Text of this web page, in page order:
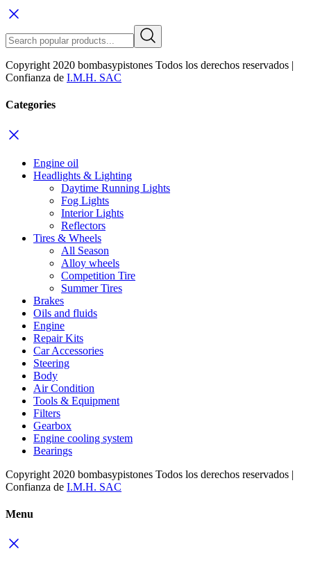
Copyright 2020 bombasypistones Todos los derechos reservados |
Confianza de I.M.H. SAC
Categories
Engine oil
Headlights & Lighting
Daytime Running Lights
Fog Lights
Interior Lights
Reflectors
Tires & Wheels
All Season
Alloy wheels
Competition Tire
Summer Tires
Brakes
Oils and fluids
Engine
Repair Kits
Car Accessories
Steering
Body
Air Condition
Tools & Equipment
Filters
Gearbox
Engine cooling system
Bearings
Copyright 2020 bombasypistones Todos los derechos reservados |
Confianza de I.M.H. SAC
Menu